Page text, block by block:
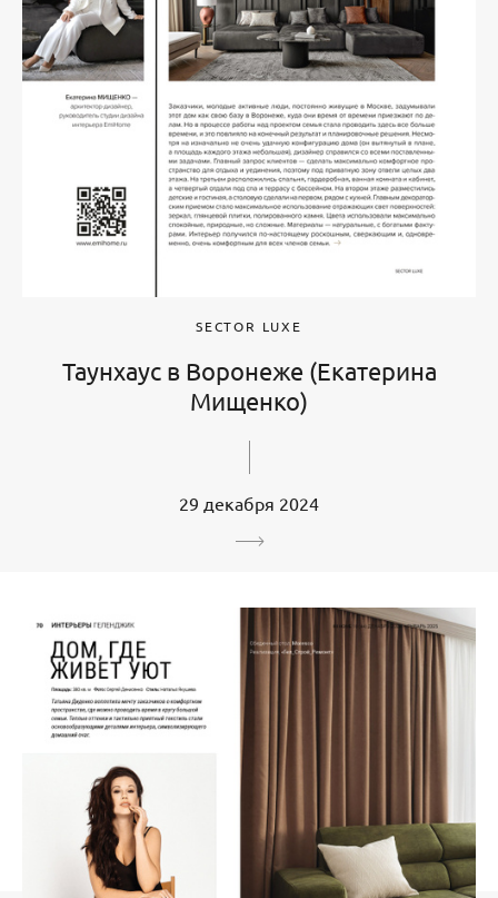
SECTOR LUXE
Таунхаус в Воронеже (Екатерина
Мищенко)
29 декабря 2024